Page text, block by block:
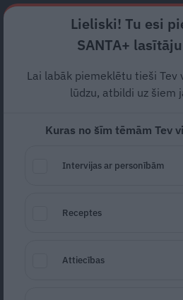
Dailes teātri 1920. gadā dibināja
ir pazīstami teātra mākslas
Dž. Dž. Džilindžers un daudzi citi.
Lieliski! Tu esi
SANTA+
Lai labāk piemeklētu tieši Tev
lūdzu, atbildi uz šiem
Kuras no šīm tēmām Tev
Intervijas ar personībām
Receptes
Attiecības